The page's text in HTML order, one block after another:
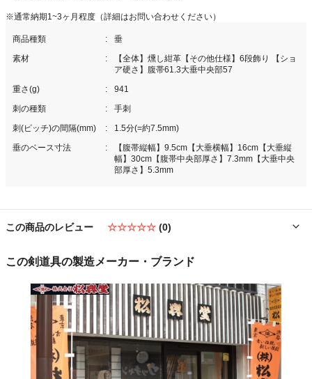
※通常納期1~3ヶ月程度（詳細はお問い合わせください）
商品種類
垂
素材
【全体】燻し紺革【その他仕様】6段飾り 【ショ
ア硬さ】腹帯61.3大垂中央部57
重さ(g)
941
刺の種類
手刺
刺(ピッチ)の間隔(mm)
1.5分(=約7.5mm)
垂のベース寸法
【腹帯縦幅】9.5cm【大垂横幅】16cm【大垂縦
幅】30cm【腹帯中央部厚さ】7.3mm【大垂中央
部厚さ】5.3mm
この商品のレビュー ☆☆☆☆☆ (0)
この剣道具の製造メーカー・ブランド